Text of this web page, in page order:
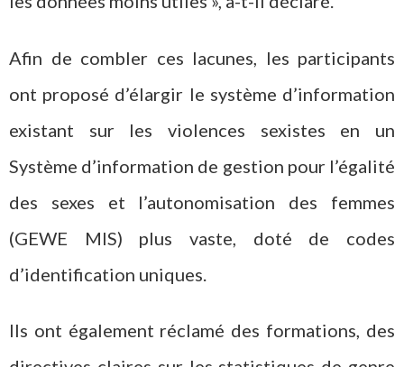
Afin de combler ces lacunes, les participants
ont proposé d’élargir le système d’information
existant sur les violences sexistes en un
Système d’information de gestion pour l’égalité
des sexes et l’autonomisation des femmes
(GEWE MIS) plus vaste, doté de codes
d’identification uniques.
Ils ont également réclamé des formations, des